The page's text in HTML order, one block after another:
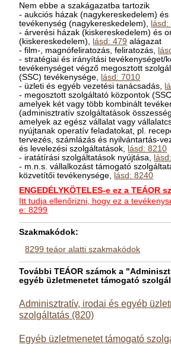
Nem ebbe a szakágazatba tartozik
- aukciós házak (nagykereskedelem)
tevékenység (nagykereskedelem), lásd:
- árverési házak (kiskereskedelem) és
(kiskereskedelem), lásd: 479 alágazat
- film-, magnófeliratozás, feliratozás,
- stratégiai és irányítási tevékenységet/
tevékenységet végző megosztott
(SSC) tevékenysége, lásd: 7010
- üzleti és egyéb vezetési tanácsadás,
- megosztott szolgáltató központok
amelyek két vagy több kombinált
(adminisztratív szolgáltatások
amelyek az egész vállalat vagy
nyújtanak operatív feladatokat, pl.
tervezés, számlázás és nyilvántartás-
és levelezési szolgáltatások, lásd: 8210
- iratátírási szolgáltatások nyújtása,
- m.n.s. vállalkozást támogató
közvetítői tevékenysége, lásd: 8240
ENGEDÉLYKÖTELES-e ez a TEÁOR
Itt tudja ellenőrizni, hogy ez a
e: 8299
Szakmakódok:
8299 teáor alatti szakmakódok
További TEÁOR számok a
egyéb üzletmenetet támogató
Adminisztratív, irodai és egyéb
szolgáltatás (820)
Egyéb üzletmenetet támogató